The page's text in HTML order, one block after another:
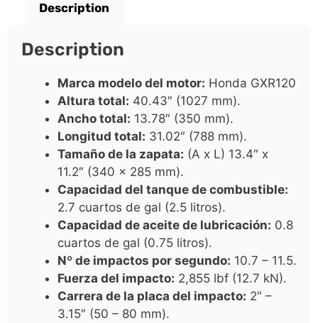
Description
Description
Marca modelo del motor: Honda GXR120
Altura total: 40.43″ (1027 mm).
Ancho total: 13.78″ (350 mm).
Longitud total: 31.02″ (788 mm).
Tamaño de la zapata: (A x L) 13.4″ x
11.2″ (340 x 285 mm).
Capacidad del tanque de combustible:
2.7 cuartos de gal (2.5 litros).
Capacidad de aceite de lubricación: 0.8
cuartos de gal (0.75 litros).
Nº de impactos por segundo: 10.7 – 11.5.
Fuerza del impacto: 2,855 lbf (12.7 kN).
Carrera de la placa del impacto: 2″ –
3.15″ (50 – 80 mm).